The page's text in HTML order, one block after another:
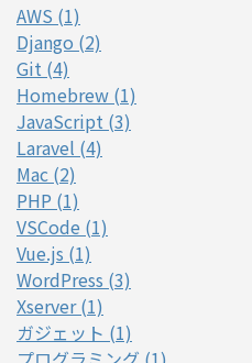
AWS (1)
Django (2)
Git (4)
Homebrew (1)
JavaScript (3)
Laravel (4)
Mac (2)
PHP (1)
VSCode (1)
Vue.js (1)
WordPress (3)
Xserver (1)
ガジェット (1)